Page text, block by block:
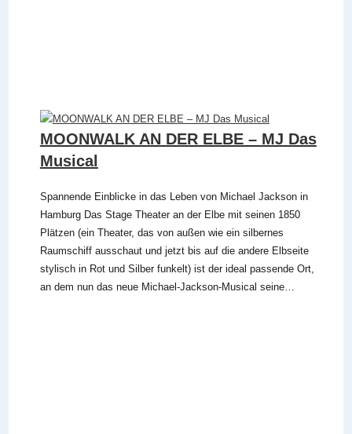
MOONWALK AN DER ELBE – MJ Das
Musical
Spannende Einblicke in das Leben von Michael Jackson in
Hamburg Das Stage Theater an der Elbe mit seinen 1850
Plätzen (ein Theater, das von außen wie ein silbernes
Raumschiff ausschaut und jetzt bis auf die andere Elbseite
stylisch in Rot und Silber funkelt) ist der ideal passende Ort,
an dem nun das neue Michael-Jackson-Musical seine…